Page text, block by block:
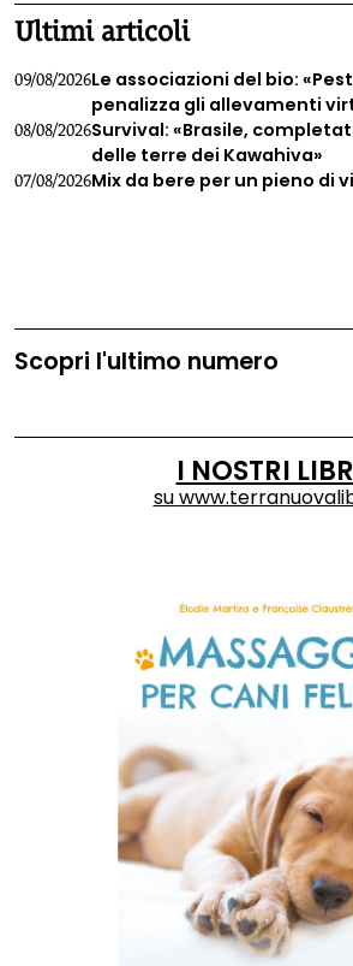
Ultimi articoli
09/08/2026Le associazioni del bio:
penalizza gli allevamenti
08/08/2026Survival: «Brasile,
delle terre dei Kawahiva»
07/08/2026Mix da bere per un pieno di
Scopri l'ultimo numero
I NOSTRI
su